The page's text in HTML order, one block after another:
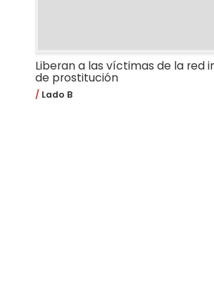
Liberan a las víctimas de la red
de prostitución
Lado B